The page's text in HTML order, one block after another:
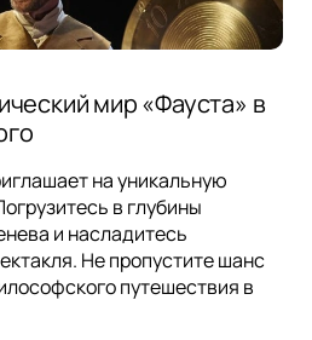
мир «Фауста» в
на уникальную
в глубины
и насладитесь
Не пропустите шанс
путешествия в